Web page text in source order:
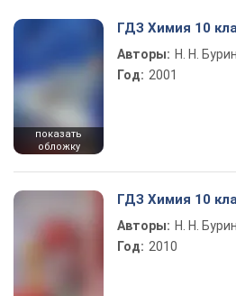
показать
обложку
ГДЗ Химия 10
Авторы: Н. Н.
Год: 2001
ГДЗ Химия 10
Авторы: Н. Н.
Год: 2010